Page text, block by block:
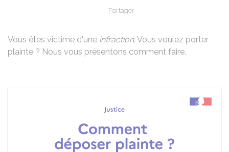
Partager
Vous êtes victime d'une infraction. Vous voulez porter
plainte ? Nous vous présentons comment faire.